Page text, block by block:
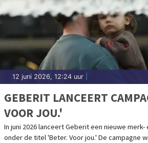
12 juni 2026, 12:24 uur
GEBERIT LANCEERT
VOOR JOU.'
In juni 2026 lanceert Geberit een nieuwe
onder de titel 'Beter. Voor jou.' De campagne